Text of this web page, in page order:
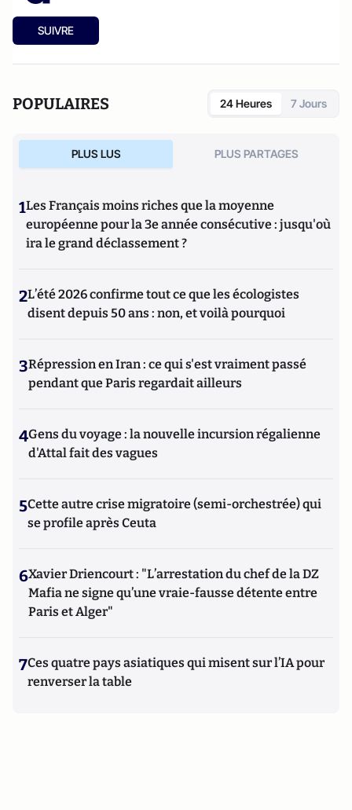
SUIVRE
POPULAIRES 24 Heures 7 Jours
PLUS LUS PLUS PARTAGES
1Les Français moins riches que la moyenne
européenne pour la 3e année consécutive : jusqu'où
ira le grand déclassement ?
2L’été 2026 confirme tout ce que les écologistes
disent depuis 50 ans : non, et voilà pourquoi
3Répression en Iran : ce qui s'est vraiment passé
pendant que Paris regardait ailleurs
4Gens du voyage : la nouvelle incursion régalienne
d'Attal fait des vagues
5Cette autre crise migratoire (semi-orchestrée) qui
se profile après Ceuta
6Xavier Driencourt : "L’arrestation du chef de la DZ
Mafia ne signe qu’une vraie-fausse détente entre
Paris et Alger"
7Ces quatre pays asiatiques qui misent sur l’IA pour
renverser la table